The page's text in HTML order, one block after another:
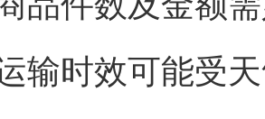
输时效可能受